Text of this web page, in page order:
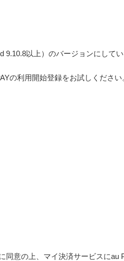
9.10.8以上）のバージョンにして
の利用開始登録をお試しください
同意の上、マイ決済サービスにau